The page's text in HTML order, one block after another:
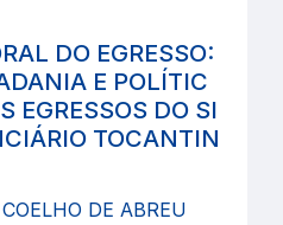
DO EGRESSO:
E POLÍTIC
EGRESSOS DO SI
TOCANTIN
DE ABREU